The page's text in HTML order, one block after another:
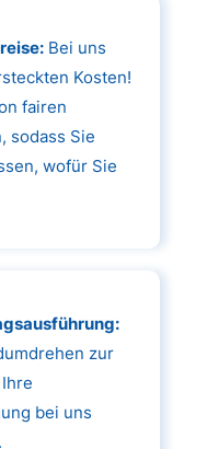
Bei uns
Kosten!
fairen
sodass Sie
wofür Sie
zur
bei uns